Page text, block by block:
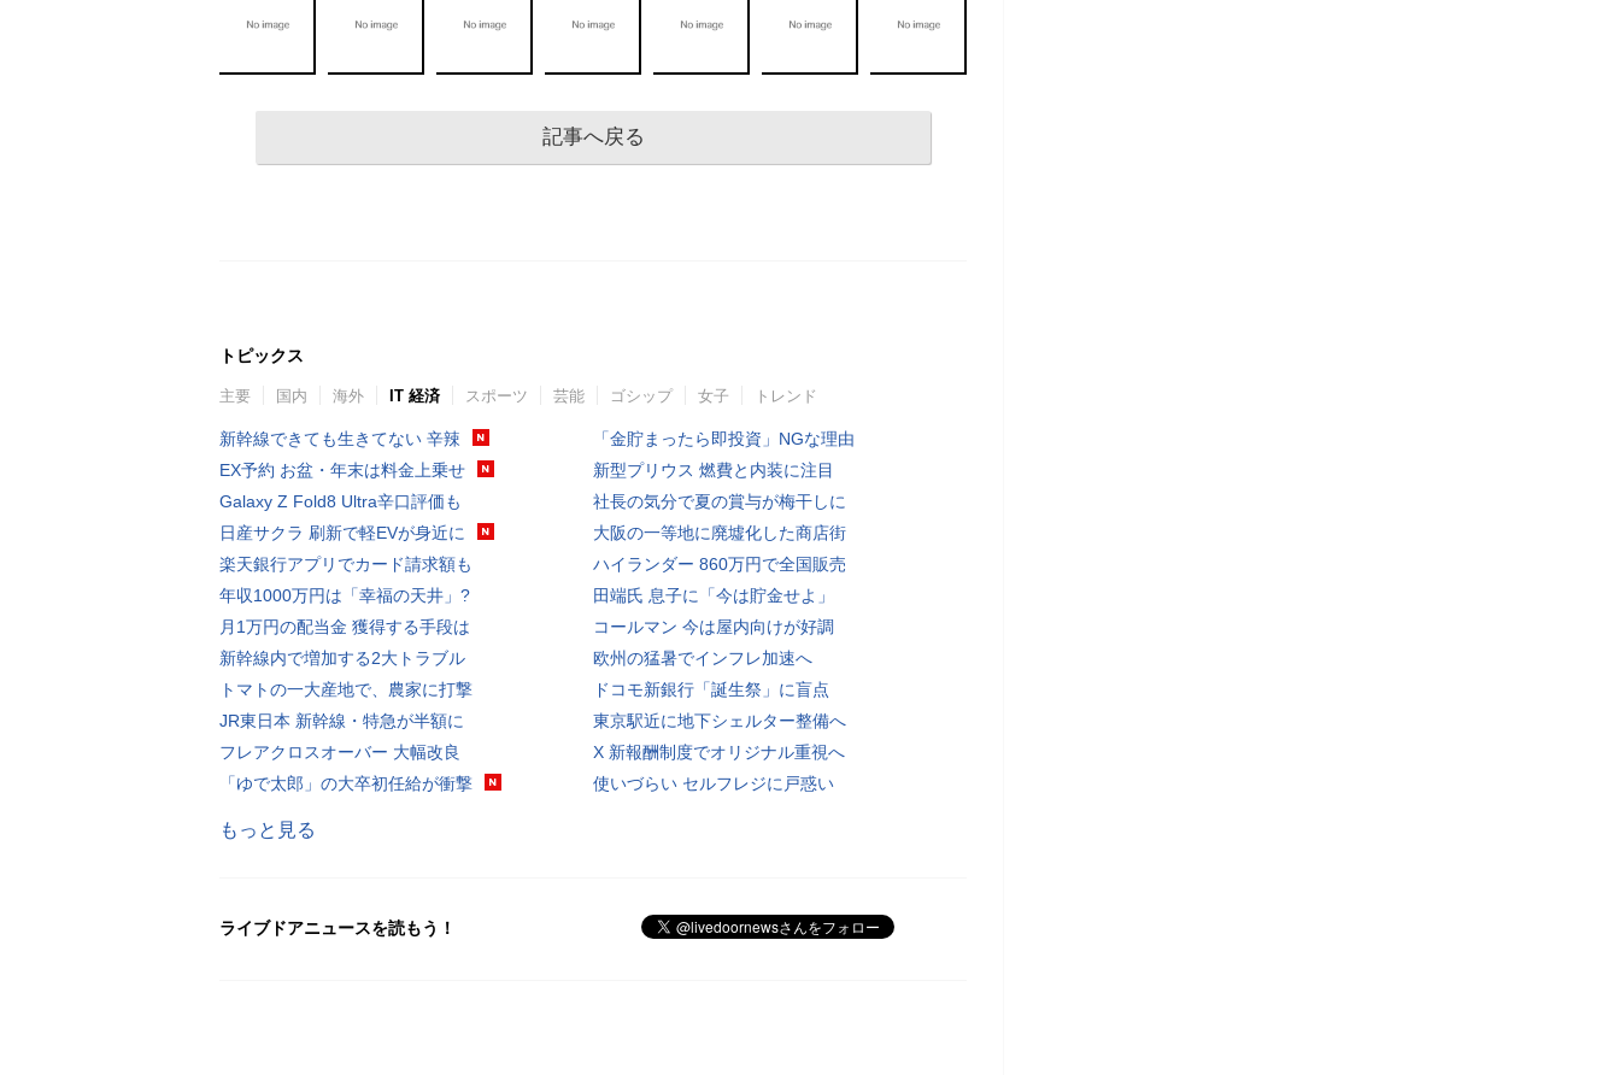
記事へ戻る
トピックス
主要 国内 海外 IT 経済 スポーツ 芸能 ゴシップ 女子 トレンド
新幹線できても生きてない 辛辣
EX予約 お盆・年末は料金上乗せ
Galaxy Z Fold8 Ultra辛口評価も
日産サクラ 刷新で軽EVが身近に
楽天銀行アプリでカード請求額も
年収1000万円は「幸福の天井」?
月1万円の配当金 獲得する手段は
新幹線内で増加する2大トラブル
トマトの一大産地で、農家に打撃
JR東日本 新幹線・特急が半額に
フレアクロスオーバー 大幅改良
「ゆで太郎」の大卒初任給が衝撃
「金貯まったら即投資」NGな理由
新型プリウス 燃費と内装に注目
社長の気分で夏の賞与が梅干しに
大阪の一等地に廃墟化した商店街
ハイランダー 860万円で全国販売
田端氏 息子に「今は貯金せよ」
コールマン 今は屋内向けが好調
欧州の猛暑でインフレ加速へ
ドコモ新銀行「誕生祭」に盲点
東京駅近に地下シェルター整備へ
X 新報酬制度でオリジナル重視へ
使いづらい セルフレジに戸惑い
もっと見る
ライブドアニュースを読もう！